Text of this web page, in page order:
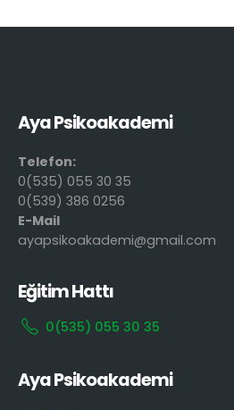
Aya Psikoakademi
Telefon:
0(535) 055 30 35
0(539) 386 0256
E-Mail
ayapsikoakademi@gmail.com
Eğitim Hattı
0(535) 055 30 35
Aya Psikoakademi